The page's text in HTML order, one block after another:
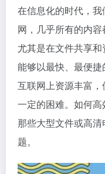
在信息化的时代，
网，几乎所有的内容
尤其是在文件共享
能够以最快、最便
互联网上资源丰富
一定的困难。如何
那些大型文件或高
题。